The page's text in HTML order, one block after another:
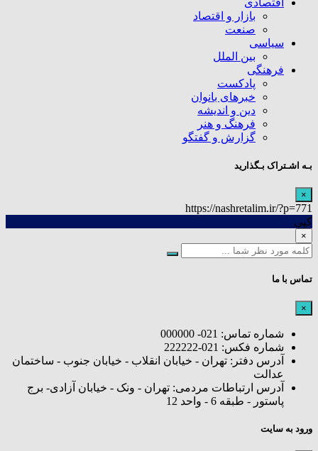
اقتصادی
بازار و اقتصاد
صنعت
سیاسی
بین الملل
فرهنگی
پادکست
خبرهای بانوان
دین و اندیشه
فرهنگ و هنر
گزارش و گفتگو
بـه اشـتراک بـگذارید
×
https://nashretalim.ir/?p=771
کپی
×
تماس با ما
×
شماره تماس: 021- 000000
شماره فکس: 021-222222
آدرس دفتر: تهران - خیابان انقلاب - خیابان جنوب - ساختمان
عدالت
آدرس ارتباطات مردمی: تهران - ونک - خیابان آزادی- برج
پاستور - طبقه 6 - واحد 12
ورود به سایت